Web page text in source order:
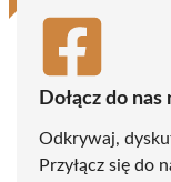
Dołącz do
Odkrywaj,
Przyłącz się do